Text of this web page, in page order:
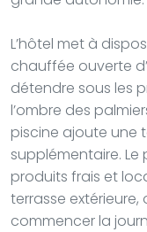
L’hôtel met à
chauffée ouverte
détendre sous les
l’ombre des
piscine ajoute une
supplémentaire.
produits frais et
terrasse
commencer la